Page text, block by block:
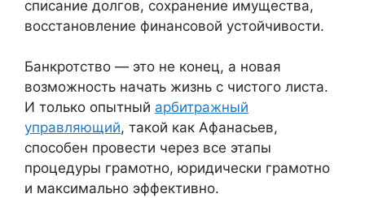
списание долгов, сохранение имущества,
восстановление финансовой устойчивости.
Банкротство — это не конец, а новая
возможность начать жизнь с чистого листа.
И только опытный арбитражный
управляющий, такой как Афанасьев,
способен провести через все этапы
процедуры грамотно, юридически грамотно
и максимально эффективно.